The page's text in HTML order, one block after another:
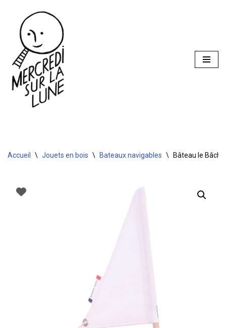
Aller
contenu
Accueil \ Jouets en bois \ Bateaux navigables \ Bâteau le Bâchi